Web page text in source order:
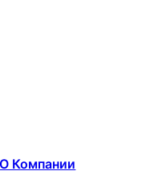
О Компании